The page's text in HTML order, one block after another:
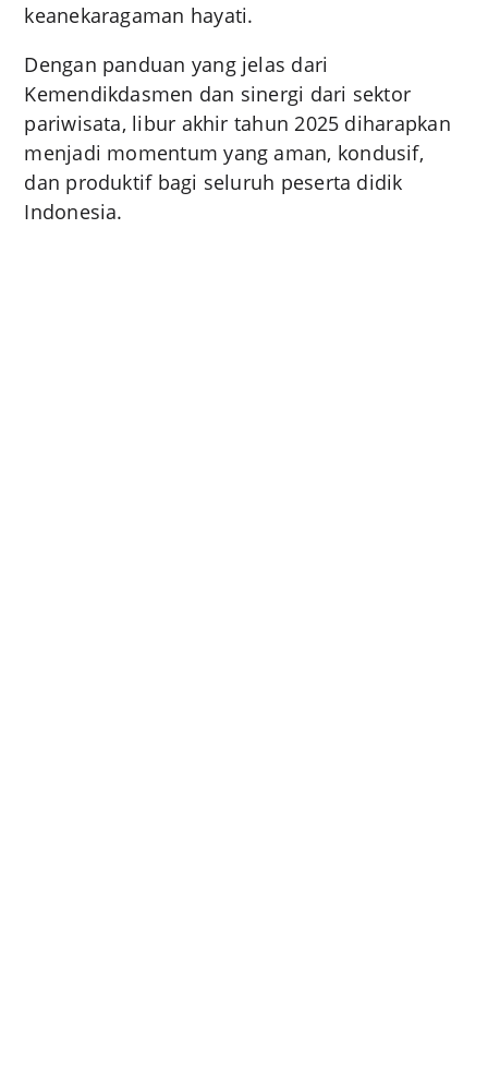
keanekaragaman hayati.
Dengan panduan yang jelas dari
Kemendikdasmen dan sinergi dari sektor
pariwisata, libur akhir tahun 2025 diharapkan
menjadi momentum yang aman, kondusif,
dan produktif bagi seluruh peserta didik
Indonesia.